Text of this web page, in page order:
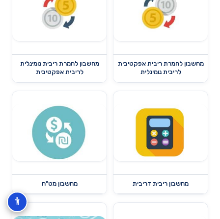
מחשבון להמרת ריבית אפקטיבית
לריבית נומינלית
מחשבון להמרת ריבית נומינלית
לריבית אפקטיבית
מחשבון ריבית דריבית מחשבון מט"ח